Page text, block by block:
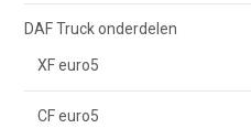
DAF Truck onderdelen
XF euro5
CF euro5